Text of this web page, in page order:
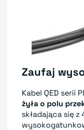
Zaufaj
Kabel QED serii
żyła o polu
składająca się z